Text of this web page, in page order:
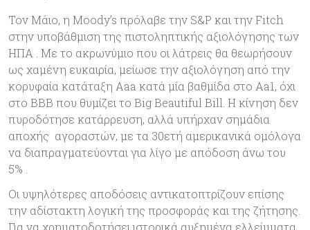
Τον Μάιο, η Moody’s πρόλαβε την S&P και την Fitch
στην υποβάθμιση της πιστοληπτικής αξιολόγησης των
ΗΠΑ . Με το ακρωνύμιο που οι λάτρεις θα θεωρήσουν
ως χαμένη ευκαιρία, μείωσε την αξιολόγηση από την
κορυφαία κατάταξη Aaa κατά μία βαθμίδα στο Aa1, όχι
στο BBB που θυμίζει το Big Beautiful Bill. Η κίνηση δεν
πυροδότησε κατάρρευση, αλλά υπήρχαν σημάδια
αποχής αγοραστών, με τα 30ετή αμερικανικά ομόλογα
να διαπραγματεύονται για λίγο με απόδοση άνω του
5% .
Οι υψηλότερες αποδόσεις αντικατοπτρίζουν επίσης
την αδίστακτη λογική της προσφοράς και της ζήτησης.
Για να χρηματοδοτήσει ιστορικά αυξημένα ελλείμματα,